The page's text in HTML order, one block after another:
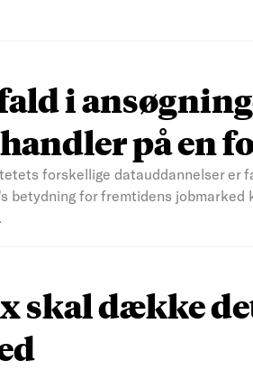
i
handler på en
forskellige datauddannelser er
betydning for fremtidens jobmarked
skal dække